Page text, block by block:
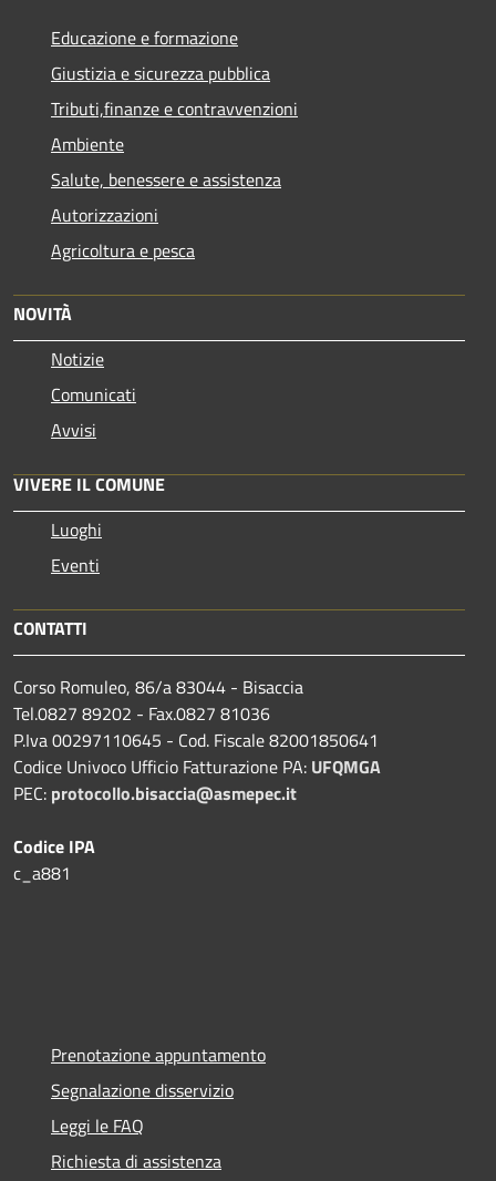
Educazione e formazione
Giustizia e sicurezza pubblica
Tributi,finanze e contravvenzioni
Ambiente
Salute, benessere e assistenza
Autorizzazioni
Agricoltura e pesca
NOVITÀ
Notizie
Comunicati
Avvisi
VIVERE IL COMUNE
Luoghi
Eventi
CONTATTI
Corso Romuleo, 86/a 83044 - Bisaccia
Tel.0827 89202 - Fax.0827 81036
P.Iva 00297110645 - Cod. Fiscale 82001850641
Codice Univoco Ufficio Fatturazione PA: UFQMGA
PEC: protocollo.bisaccia@asmepec.it
Codice IPA
c_a881
Prenotazione appuntamento
Segnalazione disservizio
Leggi le FAQ
Richiesta di assistenza